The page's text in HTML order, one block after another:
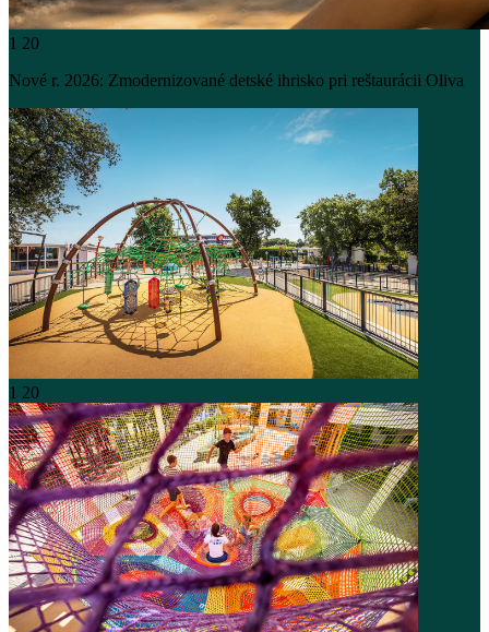
1 20
Nové r. 2026: Zmodernizované detské ihrisko pri reštaurácii Oliva
1 20